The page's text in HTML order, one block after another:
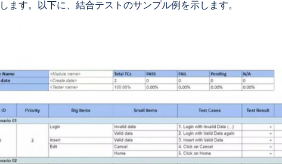
ます。以下に、結合テストのサンプル例を示します。